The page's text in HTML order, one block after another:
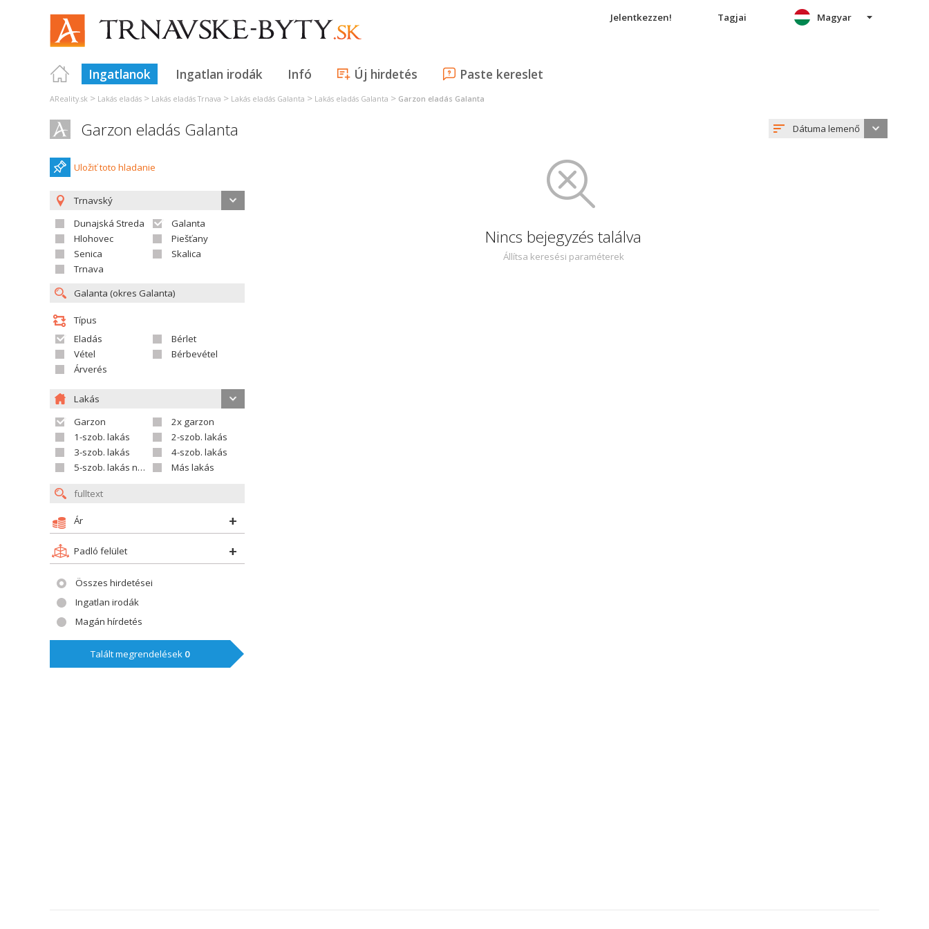
Jelentkezzen! Tagjai
Ingatlanok Ingatlan irodák Infó Új hirdetés Paste kereslet
Magyar
AReality.sk > Lakás eladás > Lakás eladás Trnava > Lakás eladás Galanta > Lakás eladás Galanta > Garzon eladás Galanta
Garzon eladás Galanta Dátuma lemenő
Uložiť toto hladanie
Trnavský
Dunajská Streda
Galanta
Hlohovec
Piešťany
Senica
Skalica
Trnava
Típus
Eladás
Bérlet
Vétel
Bérbevétel
Árverés
Lakás
Garzon
2x garzon
1-szob. lakás
2-szob. lakás
3-szob. lakás
4-szob. lakás
5-szob. lakás nagyobb
Más lakás
Ár
Padló felület
Összes hirdetései
Ingatlan irodák
Magán hírdetés
Talált megrendelések 0
Nincs bejegyzés találva
Állítsa keresési paraméterek